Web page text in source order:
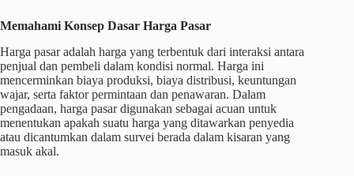
Memahami Konsep Dasar Harga Pasar
Harga pasar adalah harga yang terbentuk dari interaksi antara
penjual dan pembeli dalam kondisi normal. Harga ini
mencerminkan biaya produksi, biaya distribusi, keuntungan
wajar, serta faktor permintaan dan penawaran. Dalam
pengadaan, harga pasar digunakan sebagai acuan untuk
menentukan apakah suatu harga yang ditawarkan penyedia
atau dicantumkan dalam survei berada dalam kisaran yang
masuk akal.